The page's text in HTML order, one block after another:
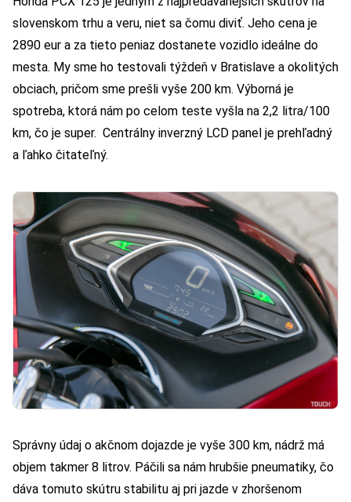
slovenskom trhu a veru, niet sa čomu diviť. Jeho cena je
2890 eur a za tieto peniaz dostanete vozidlo ideálne do
mesta. My sme ho testovali týždeň v Bratislave a okolitých
obciach, pričom sme prešli vyše 200 km. Výborná je
spotreba, ktorá nám po celom teste vyšla na 2,2 litra/100
km, čo je super. Centrálny inverzný LCD panel je prehľadný
a ľahko čitateľný.
Správny údaj o akčnom dojazde je vyše 300 km, nádrž má
objem takmer 8 litrov. Páčili sa nám hrubšie pneumatiky, čo
dáva tomuto skútru stabilitu aj pri jazde v zhoršenom